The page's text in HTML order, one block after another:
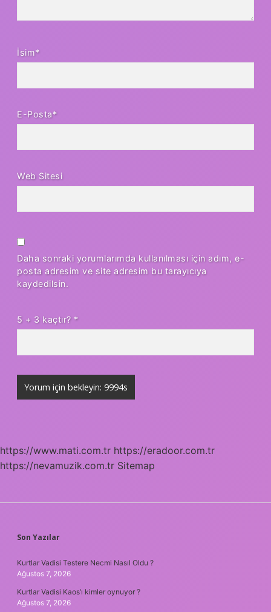
İsim*
E-Posta*
Web Sitesi
Daha sonraki yorumlarımda kullanılması için adım, e-
posta adresim ve site adresim bu tarayıcıya
kaydedilsin.
5 + 3 kaçtır? *
https://www.mati.com.tr https://eradoor.com.tr
https://nevamuzik.com.tr Sitemap
SIDEBAR
Son Yazılar
Kurtlar Vadisi Testere Necmi Nasıl Oldu ?
Ağustos 7, 2026
Kurtlar Vadisi Kaos’ı kimler oynuyor ?
Ağustos 7, 2026